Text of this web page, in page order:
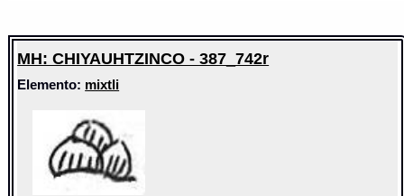
MH: CHIYAUHTZINCO - 387_742r
Elemento: mixtli